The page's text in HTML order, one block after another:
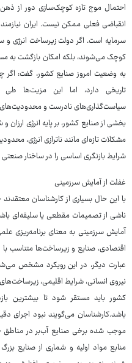
احتمال موج تازه کوچک‌سازی دور از
انقباضی فعلی ممکن نیست. ایران
سرمایه است. اگر دولت زیرساخت انرژی و
کوچک می‌شوند، بلکه امکان بازگشت به
به وضعیت امروز صنایع کشور، گفت:
تاریخی دارد، اما این مزیت‌ها
سیاست‌گذاری‌های نادرست و
بخشی از صنایع کشور، بر پایه انرژی
مشکلات تازه‌ای مانند ناترازی انرژی،
شرایط بازنگری اساسی را در ساختار
غفلت از آمایش سرزمینی
با این حال بسیاری از کارشناسان
ناشی از تصمیمات مقطعی یا سلیقه‌ای
آمایش سرزمینی به معنای برنامه‌ریزی
اقتصادی، صنایع و زیرساخت‌ها متناسب
عبارت دیگر، در این رویکرد مشخص
نیروی انسانی، شرایط اقلیمی،
کشور باید مستقر شود تا بیشترین
باشد.کارشناسان می‌گویند نبود اجرای
موجب شده برخی صنایع آب‌بر در
منابع مواد اولیه و شماری از صنایع